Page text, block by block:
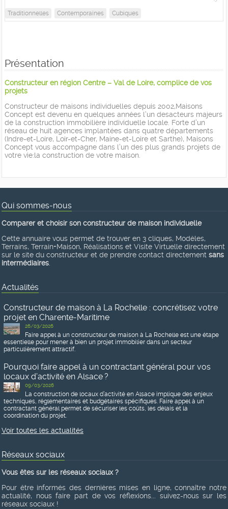
Traditionnelles Contemporaines Cubiques
Présentation
Constructeur en région Centre – Val de Loire, complice de vos
projets
Constructeur de maisons individuelles depuis 2002,Maisons
Concept est devenu en quelques années l’un desacteurs majeurs
de la construction immobilière individuelle locale. Forte d’un
réseau de huit agences implantées dans quatre départements
(Indre-et-Loire, Loir-et-Cher, Maine-et-Loire et Sarthe), Maisons
Concept vous accompagne dans l’un des plus grands projets de
votre vie:la construction de votre maison.
Qui sommes-nous
Comparer et choisir son constructeur de maison individuelle
Cette annuaire vous permet de trouver en 3 cliques, Modèles,
Terrains, Terrain+Maison, Réalisations et Visite Virtuelle directement
sur le site du constructeur et de prendre contact directement sans
intermédiaires
Actualités
Constructeur de maison à La Rochelle : concrétisez votre
projet en Charente-Maritime
26/03/2026
Faire appel à un constructeur de maison à La Rochelle est une étape
essentielle pour mener à bien un projet immobilier dans un secteur
particulièrement attractif.
Pourquoi faire appel à un contractant général pour vos
locaux d’activité en Alsace ?
09/03/2026
La construction de locaux d’activité en Alsace implique des enjeux
techniques, réglementaires et budgétaires spécifiques. Faire appel à un
contractant général permet de sécuriser les coûts, les délais et la
coordination du projet.
Voir toutes les actualités
Réseaux sociaux
Vous êtes sur les réseaux sociaux ?
Pour être informés des dernières mises en ligne, connaître notre
actualité, nous faire part de vos réflexions... suivez-nous sur les
réseaux sociaux !